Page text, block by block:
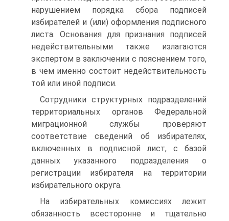
нарушением порядка сбора подписей
избирателей и (или) оформления подписного
листа. Основания для признания подписей
недействительными также излагаются
экспертом в заключении с пояснением того,
в чем именно состоит недействительность
той или иной подписи.
Сотрудники структурных подразделений
территориальных органов Федеральной
миграционной службы проверяют
соответствие сведений об избирателях,
включенных в подписной лист, с базой
данных указанного подразделения о
регистрации избирателя на территории
избирательного округа.
На избирательных комиссиях лежит
обязанность всесторонне и тщательно